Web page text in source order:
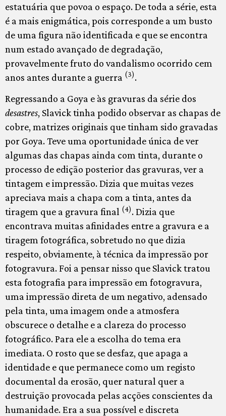
estatuária que povoa o espaço. De toda a série, esta
é a mais enigmática, pois corresponde a um busto
de uma figura não identificada e que se encontra
num estado avançado de degradação,
provavelmente fruto do vandalismo ocorrido cem
anos antes durante a guerra (3).
Regressando a Goya e às gravuras da série dos
desastres, Slavick tinha podido observar as chapas de
cobre, matrizes originais que tinham sido gravadas
por Goya. Teve uma oportunidade única de ver
algumas das chapas ainda com tinta, durante o
processo de edição posterior das gravuras, ver a
tintagem e impressão. Dizia que muitas vezes
apreciava mais a chapa com a tinta, antes da
tiragem que a gravura final (4). Dizia que
encontrava muitas afinidades entre a gravura e a
tiragem fotográfica, sobretudo no que dizia
respeito, obviamente, à técnica da impressão por
fotogravura. Foi a pensar nisso que Slavick tratou
esta fotografia para impressão em fotogravura,
uma impressão direta de um negativo, adensado
pela tinta, uma imagem onde a atmosfera
obscurece o detalhe e a clareza do processo
fotográfico. Para ele a escolha do tema era
imediata. O rosto que se desfaz, que apaga a
identidade e que permanece como um registo
documental da erosão, quer natural quer a
destruição provocada pelas acções conscientes da
humanidade. Era a sua possível e discreta